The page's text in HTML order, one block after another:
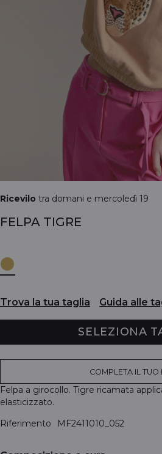
Ricevilo tra domani e mercoledì 19
FELPA TIGRE
Trova la tua taglia Guida alle
SELEZIONA
COMPLETA IL TUO
Felpa a girocollo. Tigre ricamata
elasticizzato.
Riferimento
MF2411010_052